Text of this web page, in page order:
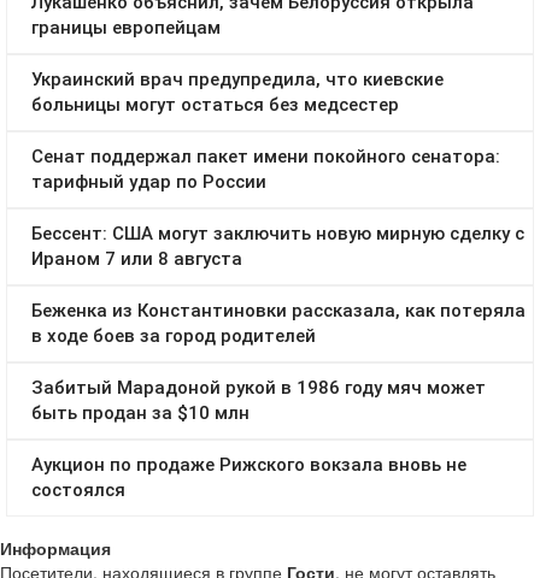
Информация
Посетители, находящиеся в группе Гости, не могут оставлять